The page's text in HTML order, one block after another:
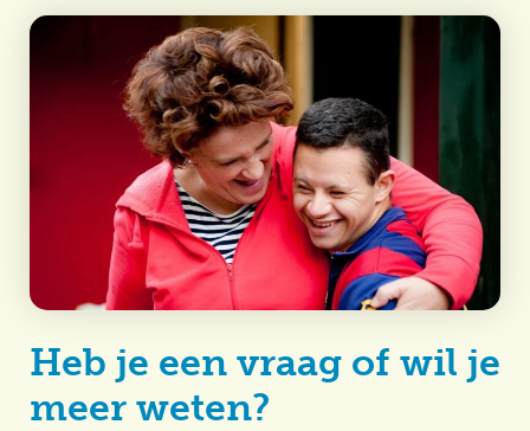
Heb je een vraag of wil je
meer weten?